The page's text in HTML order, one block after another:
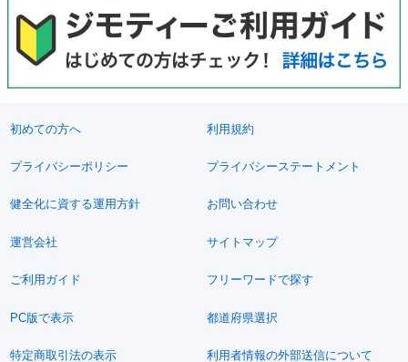
初めての方へ 利用規約
プライバシーポリシー プライバシーステートメント
健全化に資する運用方針 お問い合わせ
運営会社 サイトマップ
ご利用ガイド フリーワードで探す
PC版で表示 都道府県選択
特定商取引法の表示 利用者情報の外部送信について